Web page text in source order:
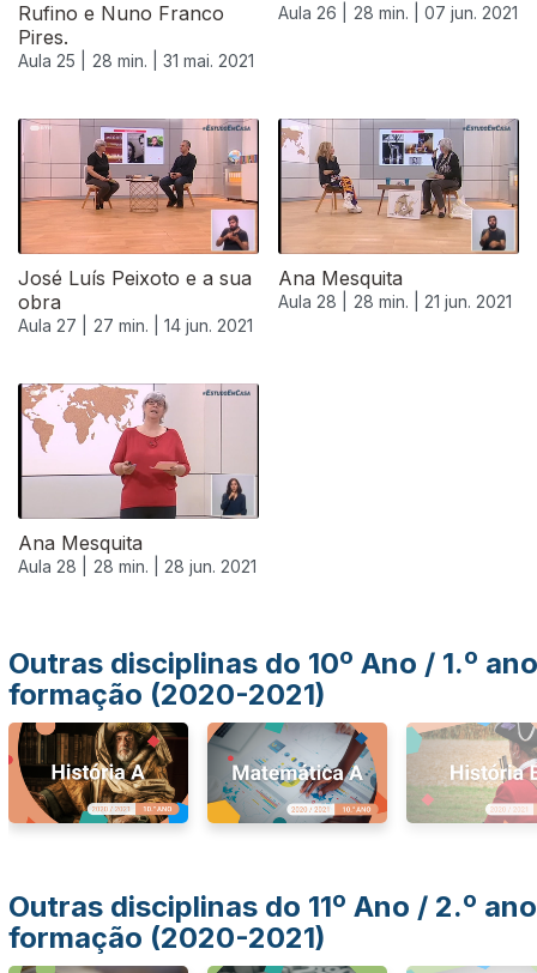
Rufino e Nuno Franco
Pires.
Aula 25 | 28 min. | 31 mai. 2021
Aula 26 | 28 min. | 07 jun. 2021
José Luís Peixoto e a sua
obra
Aula 27 | 27 min. | 14 jun. 2021
Ana Mesquita
Aula 28 | 28 min. | 21 jun. 2021
Ana Mesquita
Aula 28 | 28 min. | 28 jun. 2021
554101
Outras disciplinas do 10º Ano / 1.º ano
formação (2020-2021)
Outras disciplinas do 11º Ano / 2.º ano
formação (2020-2021)